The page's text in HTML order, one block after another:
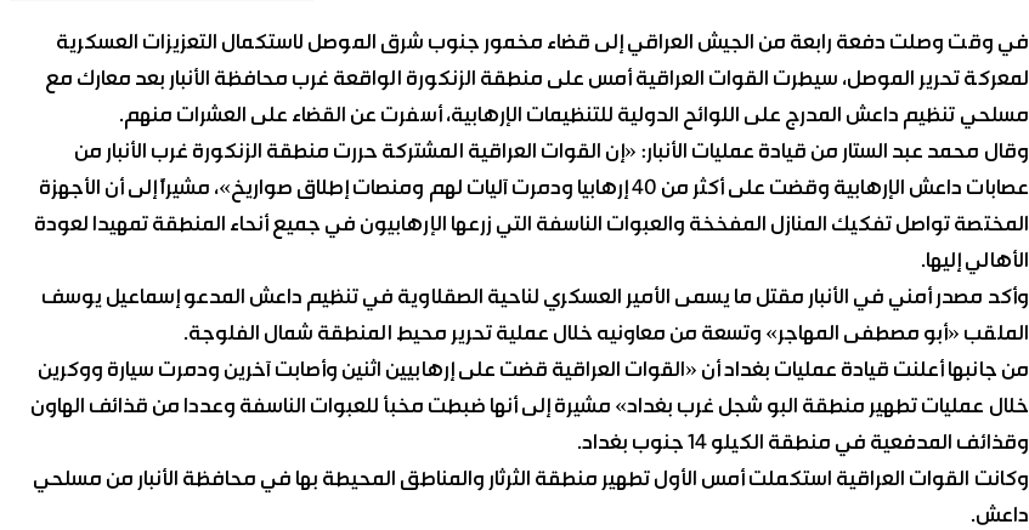
في وقت وصلت دفعة رابعة من الجيش العراقي إلى قضاء مخمور جنوب شرق الموصل لاستكمال التعزيزات العسكرية
لمعركة تحرير الموصل، سيطرت القوات العراقية أمس على منطقة الزنكورة الواقعة غرب محافظة الأنبار بعد معارك مع
مسلحي تنظيم داعش المدرج على اللوائح الدولية للتنظيمات الإرهابية، أسفرت عن القضاء على العشرات منهم.
وقال محمد عبد الستار من قيادة عمليات الأنبار: «إن القوات العراقية المشتركة حررت منطقة الزنكورة غرب الأنبار من
عصابات داعش الإرهابية وقضت على أكثر من 40 إرهابيا ودمرت آليات لهم ومنصات إطلاق صواريخ»، مشيراً إلى أن الأجهزة
المختصة تواصل تفكيك المنازل المفخخة والعبوات الناسفة التي زرعها الإرهابيون في جميع أنحاء المنطقة تمهيدا لعودة
الأهالي إليها.
وأكد مصدر أمني في الأنبار مقتل ما يسمى الأمير العسكري لناحية الصقلاوية في تنظيم داعش المدعو إسماعيل يوسف
الملقب «أبو مصطفى المهاجر» وتسعة من معاونيه خلال عملية تحرير محيط المنطقة شمال الفلوجة.
من جانبها أعلنت قيادة عمليات بغداد أن «القوات العراقية قضت على إرهابيين اثنين وأصابت آخرين ودمرت سيارة ووكرين
خلال عمليات تطهير منطقة البو شجل غرب بغداد» مشيرة إلى أنها ضبطت مخبأ للعبوات الناسفة وعددا من قذائف الهاون
وقذائف المدفعية في منطقة الكيلو 14 جنوب بغداد.
وكانت القوات العراقية استكملت أمس الأول تطهير منطقة الثرثار والمناطق المحيطة بها في محافظة الأنبار من مسلحي
داعش.